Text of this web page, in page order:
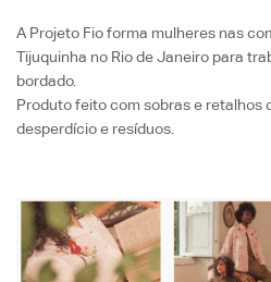
A Projeto Fio forma mulheres nas
Tijuquinha no Rio de Janeiro para
bordado.
Produto feito com sobras e retalhos
desperdício e resíduos.